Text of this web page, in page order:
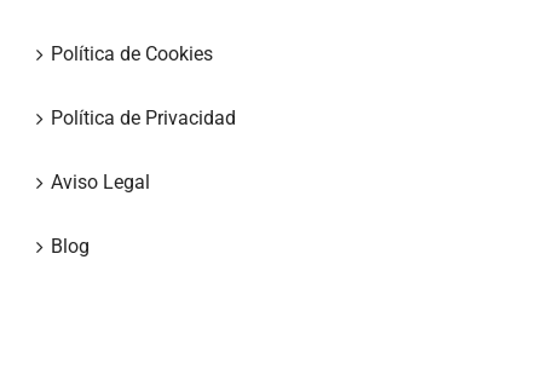
Política de Cookies
Política de Privacidad
Aviso Legal
Blog